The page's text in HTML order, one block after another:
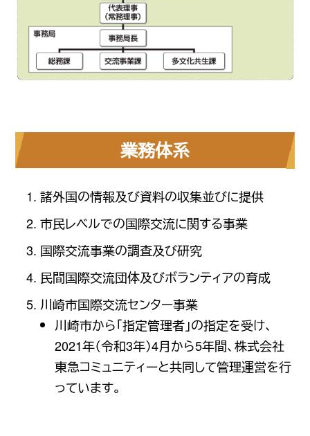
業務体系
諸外国の情報及び資料の収集並びに提供
市民レベルでの国際交流に関する事業
国際交流事業の調査及び研究
民間国際交流団体及びボランティアの育成
川崎市国際交流センター事業
川崎市から「指定管理者」の指定を受け、
2021年（令和3年）4月から5年間、株式会社
東急コミュニティーと共同して管理運営を行
っています。